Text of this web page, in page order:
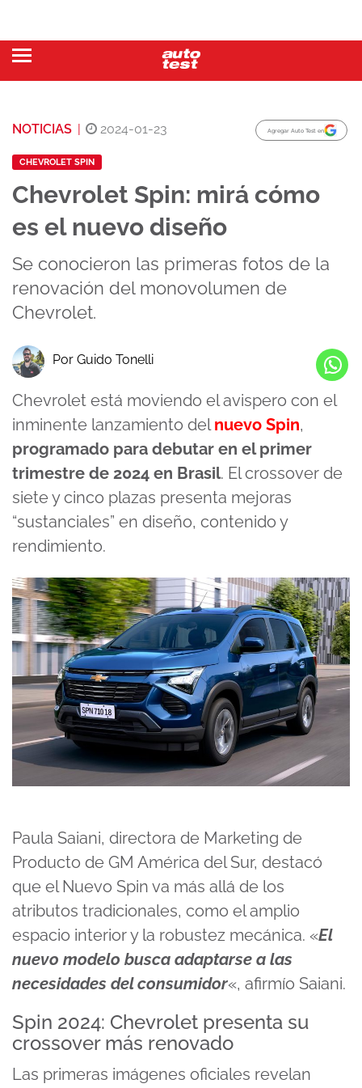
NOTICIAS | 2024-01-23 Agregar Auto Test en
CHEVROLET SPIN
Chevrolet Spin: mirá cómo
es el nuevo diseño
Se conocieron las primeras fotos de la
renovación del monovolumen de
Chevrolet.
Por Guido Tonelli
Chevrolet está moviendo el avispero con el
inminente lanzamiento delnuevo Spin,
programado para debutar en el primer
trimestre de 2024 en Brasil. El crossover de
siete y cinco plazas presenta mejoras
“sustanciales” en diseño, contenido y
rendimiento.
Paula Saiani, directora de Marketing de
Producto de GM América del Sur, destacó
que el Nuevo Spin va más allá de los
atributos tradicionales, como el amplio
espacio interior y la robustez mecánica. «El
nuevo modelo busca adaptarse a las
necesidades del consumidor«, afirmío Saiani.
Spin 2024: Chevrolet presenta su
crossover más renovado
Las primeras imágenes oficiales revelan